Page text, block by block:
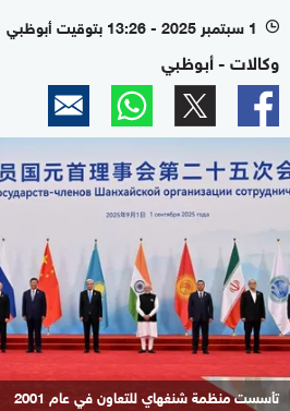
l 1 سبتمبر 2025 - 13:26 بتوقيت أبوظبي
وكالات - أبوظبي
تأسست منظمة شنغهاي للتعاون في عام 2001